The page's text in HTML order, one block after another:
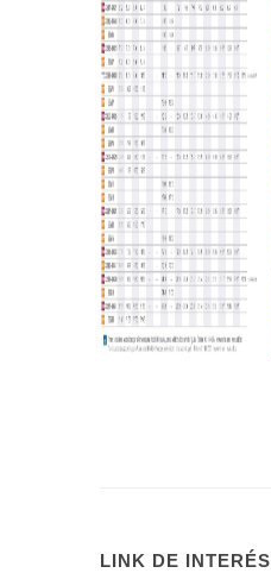
LINK DE INTERÉS